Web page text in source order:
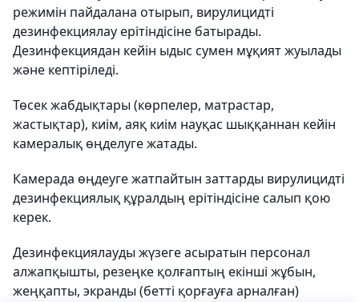
режимін пайдалана отырып, вирулицидті
дезинфекциялау ерітіндісіне батырады.
Дезинфекциядан кейін ыдыс сумен мұқият жуылады
және кептіріледі.
Төсек жабдықтары (көрпелер, матрастар,
жастықтар), киім, аяқ киім науқас шыққаннан кейін
камералық өңделуге жатады.
Камерада өңдеуге жатпайтын заттарды вирулицидті
дезинфекциялық құралдың ерітіндісіне салып қою
керек.
Дезинфекциялауды жүзеге асыратын персонал
алжапқышты, резеңке қолғаптың екінші жұбын,
жеңқапты, экранды (бетті қорғауға арналған)